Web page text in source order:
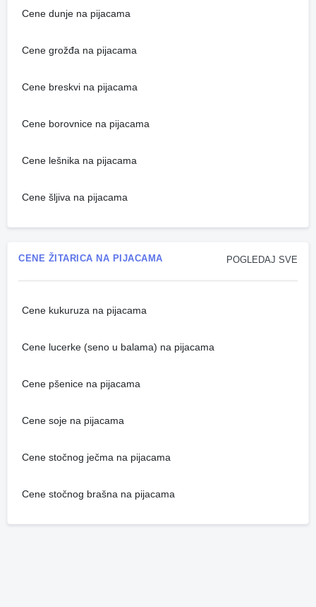
Cene dunje na pijacama
Cene grožđa na pijacama
Cene breskvi na pijacama
Cene borovnice na pijacama
Cene lešnika na pijacama
Cene šljiva na pijacama
POGLEDAJ SVE
CENE ŽITARICA NA PIJACAMA
Cene kukuruza na pijacama
Cene lucerke (seno u balama) na pijacama
Cene pšenice na pijacama
Cene soje na pijacama
Cene stočnog ječma na pijacama
Cene stočnog brašna na pijacama